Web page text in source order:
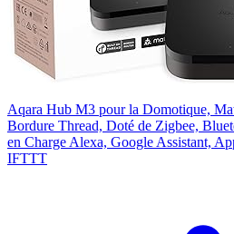
Aqara Hub M3 pour la Domotique,
Bordure Thread, Doté de Zigbee,
en Charge Alexa, Google Assistant,
IFTTT